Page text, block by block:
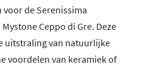
de Serenissima
Ceppo di Gre. Deze
uitstraling van natuurlijke
voordelen van keramiek of